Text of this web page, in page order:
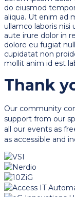
do eiusmod
aliqua. Ut enim ad
ullamco laboris
aute irure dolor in
dolore eu fugiat
cupidatat non
mollit anim id est
Thank
Our community
support from our
all our events as
as accessible and